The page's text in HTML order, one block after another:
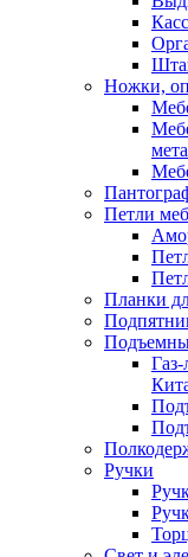
Ножки,
Петли
Планки
Ручки